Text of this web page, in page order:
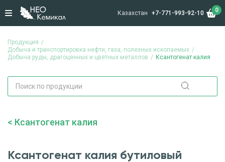
Казахстан +7-771-993-92-10 0
Продукция
Добыча и транспортировка нефти, газа, полезных ископаемых
Добыча руды, драгоценных и цветных металлов
Ксантогенат калия
Ксантогенат калия
Ксантогенат калия бутиловый